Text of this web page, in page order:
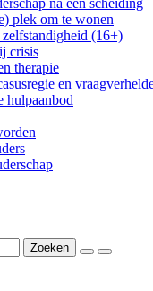
na een scheiding
plek om te wonen
(16+)
crisis
therapie
en
hulpaanbod
Zoeken